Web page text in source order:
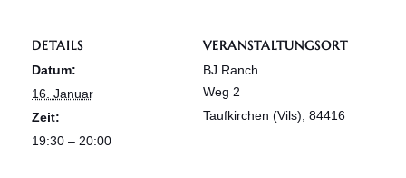
DETAILS
Datum:
16. Januar
Zeit:
19:30 – 20:00
VERANSTALTUNGSORT
BJ Ranch
Weg 2
Taufkirchen (Vils) 84416